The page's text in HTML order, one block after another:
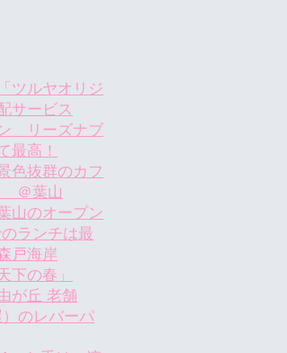
ツルヤオリジ
サービス
リーズナブ
最高！
色抜群のカフ
＠葉山
山のオープン
ランチは最
戸海岸
の春」
が丘 老舗
のレバーパ